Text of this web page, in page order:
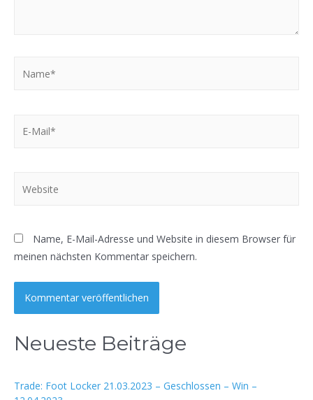
Name, E-Mail-Adresse und Website in diesem Browser für
meinen nächsten Kommentar speichern.
Neueste Beiträge
Trade: Foot Locker 21.03.2023 – Geschlossen – Win –